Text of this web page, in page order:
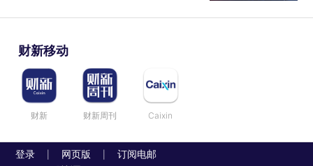
财新移动
财新 财新周刊 Caixin
登录 网页版 订阅电邮